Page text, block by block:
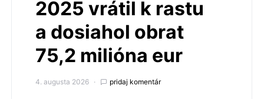
2025 vrátil k rastu
a dosiahol obrat
75,2 milióna eur
4. augusta 2026 pridaj komentár